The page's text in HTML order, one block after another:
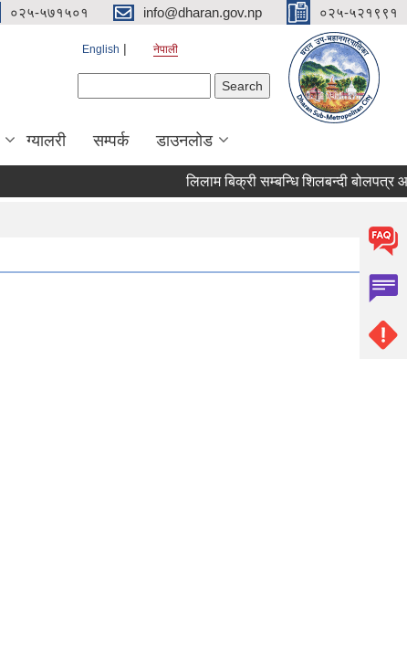
०२५-५७१५०१ info@dharan.gov.np ०२५-५२१९९१
English नेपाली
ग्यालरी सम्पर्क डाउनलोड
लिलाम